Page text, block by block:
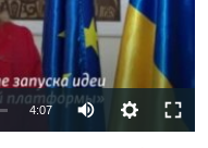
4:07 Auto